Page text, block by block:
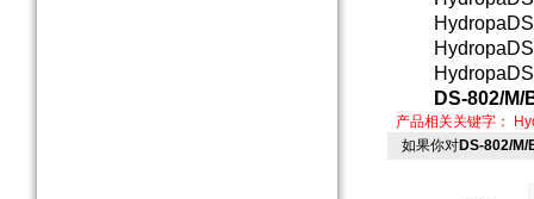
HydropaDS-
HydropaDS-
HydropaDS-
DS-802/M/B
产品相关关键字：
如果你对DS-802/M/